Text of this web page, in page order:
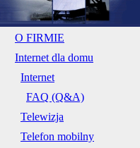
O FIRMIE
Internet dla domu
Internet
FAQ (Q&A)
Telewizja
Telefon mobilny